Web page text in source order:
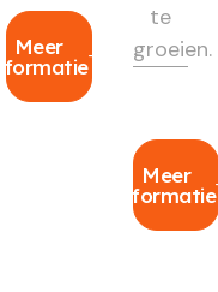
Meer
informatie
te
groeien.
Meer
informatie